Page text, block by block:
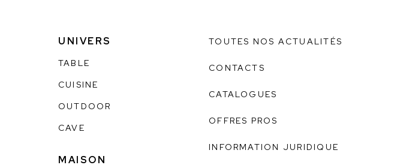
UNIVERS
TABLE
CUISINE
OUTDOOR
CAVE
MAISON
TOUTES NOS ACTUALITÉS
CONTACTS
CATALOGUES
OFFRES PROS
INFORMATION JURIDIQUE